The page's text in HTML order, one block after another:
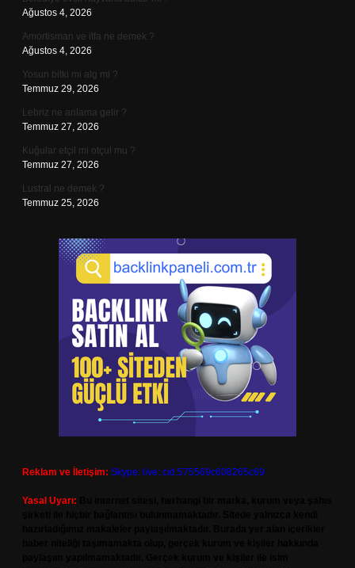
Ağustos 4, 2026
Amortisman ve itfa ne demek ?
Ağustos 4, 2026
Yosun bitki mi alg mi ?
Temmuz 29, 2026
Lebriz ne anlama gelir ?
Temmuz 27, 2026
Kuğular etçil mi otçul mu ?
Temmuz 27, 2026
Lustral ne demek ?
Temmuz 25, 2026
Reklam ve İletişim: Skype: live:.cid.575569c608265c69
Yasal Uyarı: